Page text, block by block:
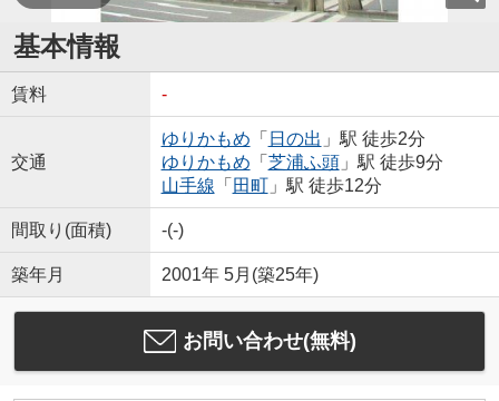
基本情報
賃料 -
交通
ゆりかもめ 「 日の出 」駅 徒歩2分
ゆりかもめ 「 芝浦ふ頭」駅 徒歩9分
山手線 「 田町」駅 徒歩12分
間取り(面積) -(-)
築年月 2001年 5月(築25年)
お問い合わせ(無料)